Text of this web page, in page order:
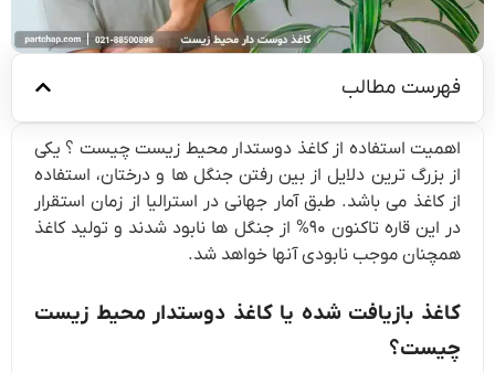
فهرست مطالب
اهمیت استفاده از کاغذ دوستدار محیط زیست چیست ؟ یکی
از بزرگ ترین دلایل از بین رفتن جنگل ها و درختان، استفاده
از کاغذ می باشد. طبق آمار جهانی در استرالیا از زمان استقرار
در این قاره تاکنون ۹۰% از جنگل ها نابود شدند و تولید کاغذ
همچنان موجب نابودی آنها خواهد شد.
کاغذ بازیافت شده یا کاغذ دوستدار محیط زیست
چیست؟